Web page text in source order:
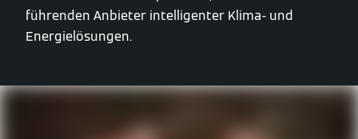
führenden Anbieter intelligenter Klima- und
Energielösungen.